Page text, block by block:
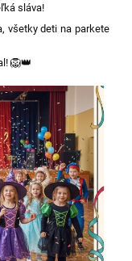
sláva!
všetky deti na parkete
🦁👑